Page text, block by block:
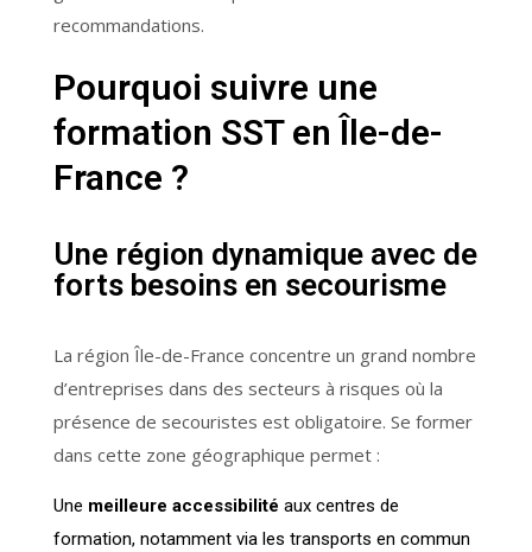
recommandations.
Pourquoi suivre une
formation SST en Île-de-
France ?
Une région dynamique avec de
forts besoins en secourisme
La région Île-de-France concentre un grand nombre
d’entreprises dans des secteurs à risques où la
présence de secouristes est obligatoire. Se former
dans cette zone géographique permet :
Une meilleure accessibilité aux centres de
formation, notamment via les transports en commun